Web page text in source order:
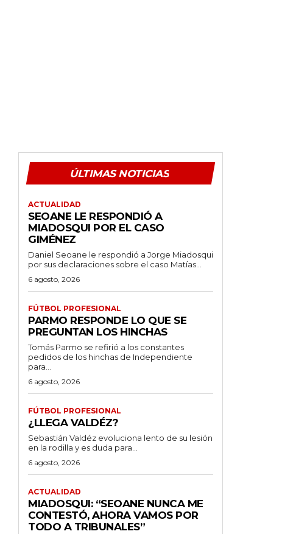
ÚLTIMAS NOTICIAS
ACTUALIDAD
SEOANE LE RESPONDIÓ A
MIADOSQUI POR EL CASO
GIMÉNEZ
Daniel Seoane le respondió a Jorge Miadosqui
por sus declaraciones sobre el caso Matías...
6 agosto, 2026
FÚTBOL PROFESIONAL
PARMO RESPONDE LO QUE SE
PREGUNTAN LOS HINCHAS
Tomás Parmo se refirió a los constantes
pedidos de los hinchas de Independiente
para...
6 agosto, 2026
FÚTBOL PROFESIONAL
¿LLEGA VALDÉZ?
Sebastián Valdéz evoluciona lento de su lesión
en la rodilla y es duda para...
6 agosto, 2026
ACTUALIDAD
MIADOSQUI: “SEOANE NUNCA ME
CONTESTÓ, AHORA VAMOS POR
TODO A TRIBUNALES”